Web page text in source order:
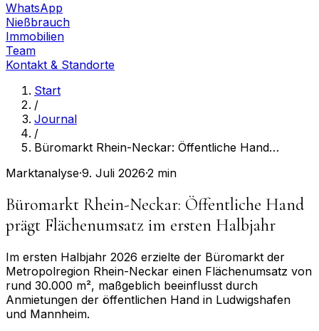
WhatsApp
Nießbrauch
Immobilien
Team
Kontakt & Standorte
Start
/
Journal
/
Büromarkt Rhein-Neckar: Öffentliche Hand…
Marktanalyse·9. Juli 2026·2 min
Büromarkt Rhein-Neckar: Öffentliche Hand
prägt Flächenumsatz im ersten Halbjahr
Im ersten Halbjahr 2026 erzielte der Büromarkt der
Metropolregion Rhein-Neckar einen Flächenumsatz von
rund 30.000 m², maßgeblich beeinflusst durch
Anmietungen der öffentlichen Hand in Ludwigshafen
und Mannheim.